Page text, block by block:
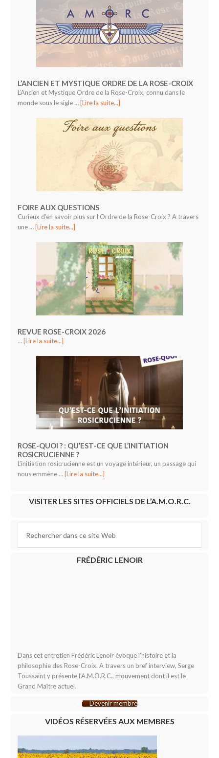
L’ANCIEN ET MYSTIQUE ORDRE DE LA ROSE-CROIX
L’Ancien et Mystique Ordre de la Rose-Croix, connu dans le
monde sous le sigle … [Lire la suite...]
FOIRE AUX QUESTIONS
Curieux d’en savoir plus sur l’Ordre de la Rose-Croix ? A travers
une … [Lire la suite...]
REVUE ROSE-CROIX 2026
… [Lire la suite...]
ROSE-QUOI ? : QU’EST-CE QUE L’INITIATION
ROSICRUCIENNE ?
L’initiation rosicrucienne est un voyage intérieur, un passage qui
nous emmène … [Lire la suite...]
VISITER LES SITES OFFICIELS DE L’A.M.O.R.C.
FRÉDÉRIC LENOIR
Dans cet entretien Frédéric Lenoir évoque l’histoire et la
philosophie des Rose-Croix. A travers un bref interview, Serge
Toussaint y présente l’A.M.O.R.C., mouvement dont il est le
Grand Maître actuel.
Devenir membre
VIDÉOS RÉSERVÉES AUX MEMBRES